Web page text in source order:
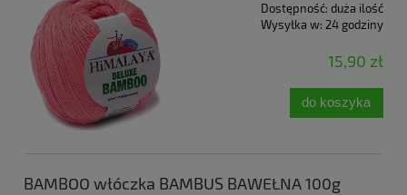
Dostępność: duża ilość
Wysyłka w: 24 godziny
15,90 zł
do koszyka
BAMBOO włóczka BAMBUS BAWEŁNA 100g